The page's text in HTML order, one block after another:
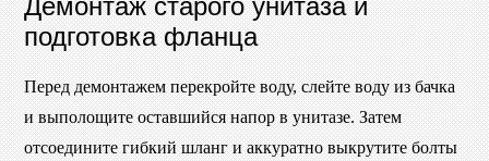
подготовка фланца
Перед демонтажем перекройте воду, слейте воду из бачка
и выполощите оставшийся напор в унитазе. Затем
отсоедините гибкий шланг и аккуратно выкрутите болты